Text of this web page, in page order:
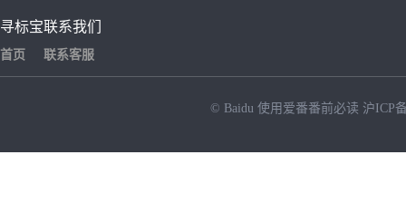
寻标宝
首页
联系我们
联系客服
© Baidu 使用爱番番前必读 沪ICP